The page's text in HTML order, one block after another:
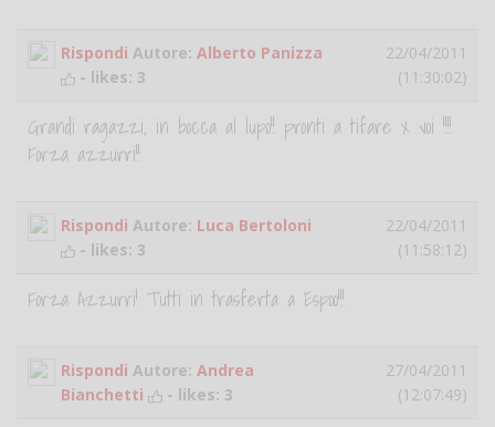
Rispondi Autore: Alberto Panizza
- likes: 3
22/04/2011
(11:30:02)
Grandi ragazzi, in bocca al lupo!! pronti a tifare x voi !!!!
Forza azzurri!!
Rispondi Autore: Luca Bertoloni
- likes: 3
22/04/2011
(11:58:12)
Forza Azzurri! Tutti in trasferta a Espoo!!!
Rispondi Autore: Andrea
Bianchetti
- likes: 3
27/04/2011
(12:07:49)